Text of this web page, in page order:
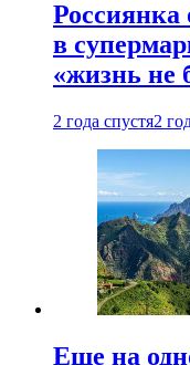
Россиянка
в
«жизнь не
2 года спустя2
Еще на